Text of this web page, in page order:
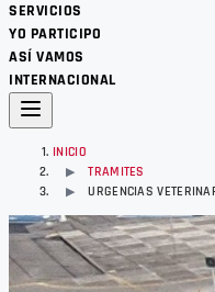
SERVICIOS
YO PARTICIPO
ASÍ VAMOS
INTERNACIONAL
INICIO
▶ TRAMITES
▶ URGENCIAS